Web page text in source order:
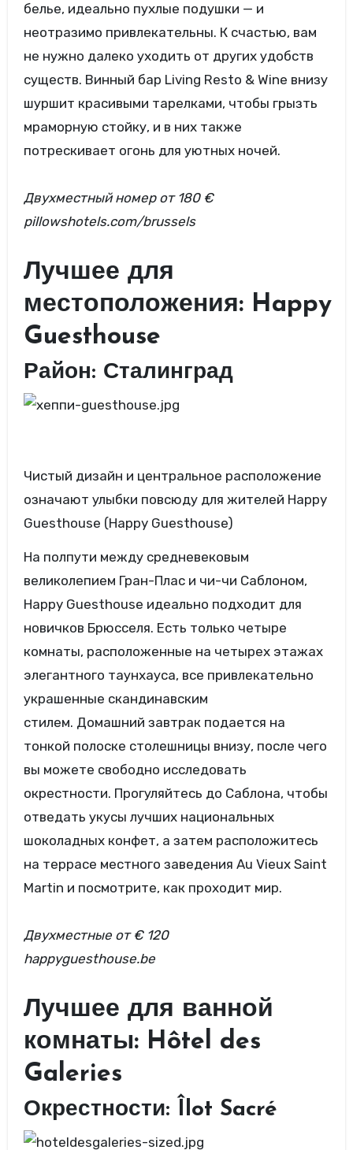
белье, идеально пухлые подушки — и
неотразимо привлекательны. К счастью, вам
не нужно далеко уходить от других удобств
существ. Винный бар Living Resto & Wine внизу
шуршит красивыми тарелками, чтобы грызть
мраморную стойку, и в них также
потрескивает огонь для уютных ночей.
Двухместный номер от 180 €
pillowshotels.com/brussels
Лучшее для
местоположения: Happy
Guesthouse
Район: Сталинград
Чистый дизайн и центральное расположение
означают улыбки повсюду для жителей Happy
Guesthouse (Happy Guesthouse)
На полпути между средневековым
великолепием Гран-Плас и чи-чи Саблоном,
Happy Guesthouse идеально подходит для
новичков Брюсселя. Есть только четыре
комнаты, расположенные на четырех этажах
элегантного таунхауса, все привлекательно
украшенные скандинавским
стилем. Домашний завтрак подается на
тонкой полоске столешницы внизу, после чего
вы можете свободно исследовать
окрестности. Прогуляйтесь до Саблона, чтобы
отведать укусы лучших национальных
шоколадных конфет, а затем расположитесь
на террасе местного заведения Au Vieux Saint
Martin и посмотрите, как проходит мир.
Двухместные от € 120
happyguesthouse.be
Лучшее для ванной
комнаты: Hôtel des
Galeries
Окрестности: Îlot Sacré